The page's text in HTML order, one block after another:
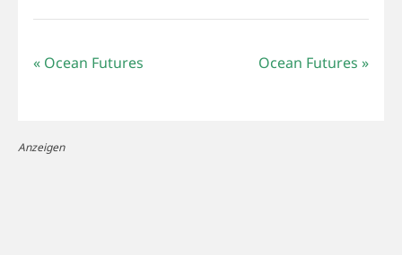
«Ocean Futures Ocean Futures»
Anzeigen